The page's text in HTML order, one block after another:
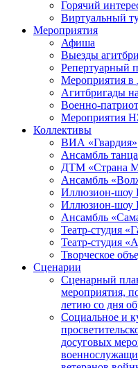
Горячий
Виртуальный
Мероприятия
Афиша
Выезды
Репертуарный
Мероприятия
Агитбригады
Военно-
Мероприятия
Коллективы
ВИА «Гвардия»
Ансамбль
ДТМ «Страна
Ансамбль
Иллюзион-шоу
Иллюзион-шоу
Ансамбль
Театр-студия
Театр-студия
Творческое
Сценарии
Сценарный
мероприятия,
летию со дня
Социальное и
досуговых